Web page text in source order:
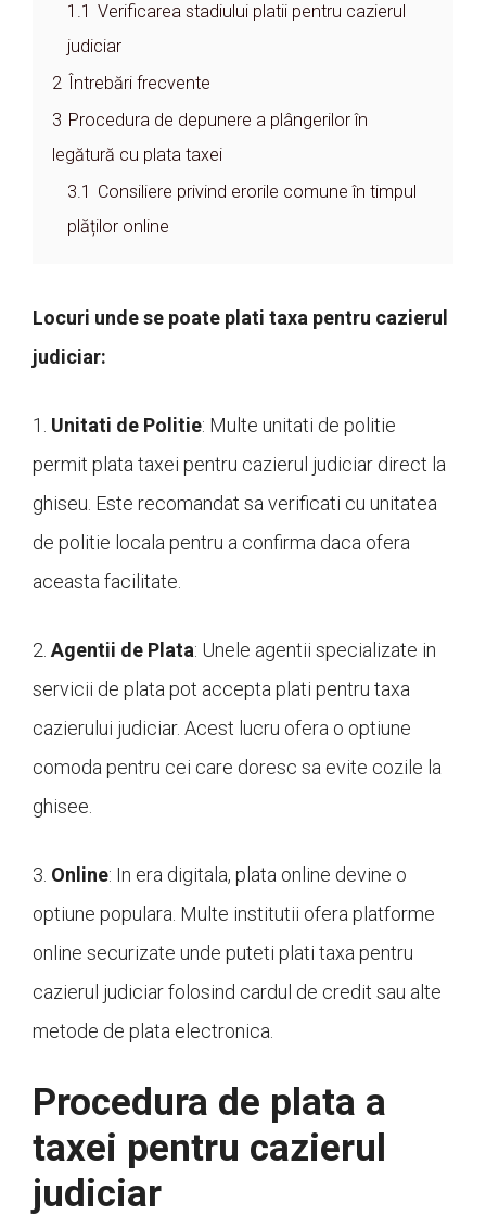
1.1 Verificarea stadiului platii pentru cazierul
judiciar
2
Întrebări frecvente
3 Procedura de depunere a plângerilor în
legătură cu plata taxei
3.1 Consiliere privind erorile comune în timpul
plăților online
Locuri unde se poate plati taxa pentru cazierul
judiciar:
1. Unitati de Politie: Multe unitati de politie
permit plata taxei pentru cazierul judiciar direct la
ghiseu. Este recomandat sa verificati cu unitatea
de politie locala pentru a confirma daca ofera
aceasta facilitate.
2. Agentii de Plata: Unele agentii specializate in
servicii de plata pot accepta plati pentru taxa
cazierului judiciar. Acest lucru ofera o optiune
comoda pentru cei care doresc sa evite cozile la
ghisee.
3. Online: In era digitala, plata online devine o
optiune populara. Multe institutii ofera platforme
online securizate unde puteti plati taxa pentru
cazierul judiciar folosind cardul de credit sau alte
metode de plata electronica.
Procedura de plata a
taxei pentru cazierul
judiciar